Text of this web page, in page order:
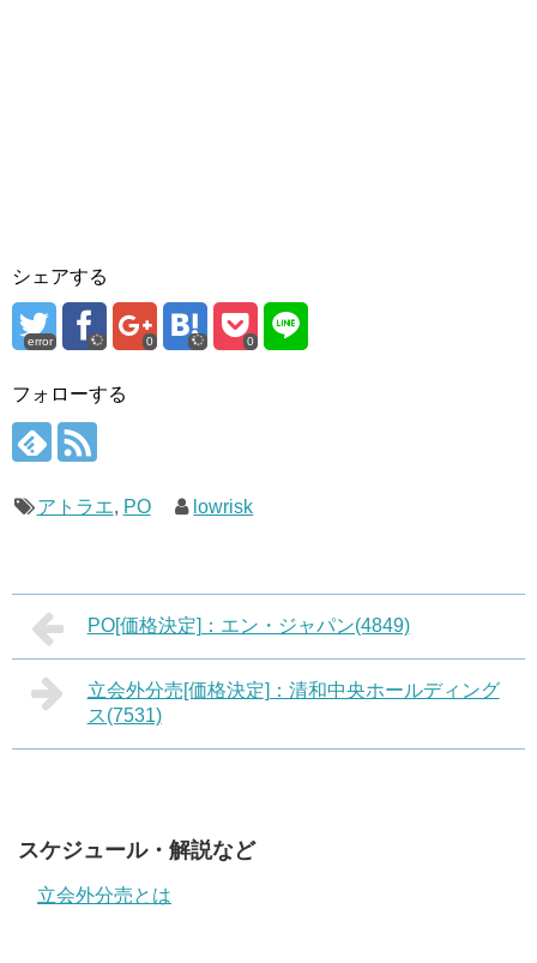
シェアする
error 0 0
フォローする
アトラエ, PO lowrisk
PO[価格決定]：エン・ジャパン(4849)
立会外分売[価格決定]：清和中央ホールディング
ス(7531)
スケジュール・解説など
立会外分売とは